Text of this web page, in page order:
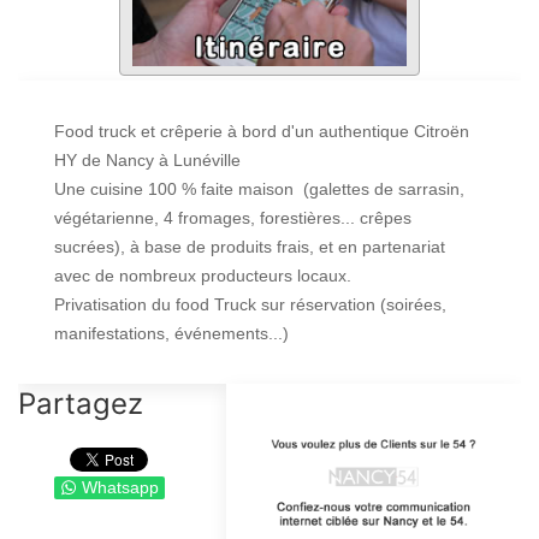
Food truck et crêperie à bord d'un authentique Citroën
HY de Nancy à Lunéville
Une cuisine 100 % faite maison (galettes de sarrasin,
végétarienne, 4 fromages, forestières... crêpes
sucrées), à base de produits frais, et en partenariat
avec de nombreux producteurs locaux.
Privatisation du food Truck sur réservation (soirées,
manifestations, événements...)
Partagez
Whatsapp